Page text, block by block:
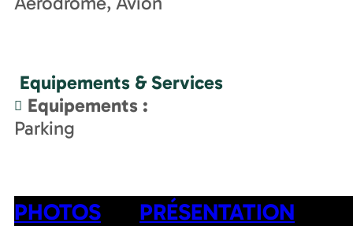
Equipements & Services
Equipements :
Parking
PHOTOS PRÉSENTATION